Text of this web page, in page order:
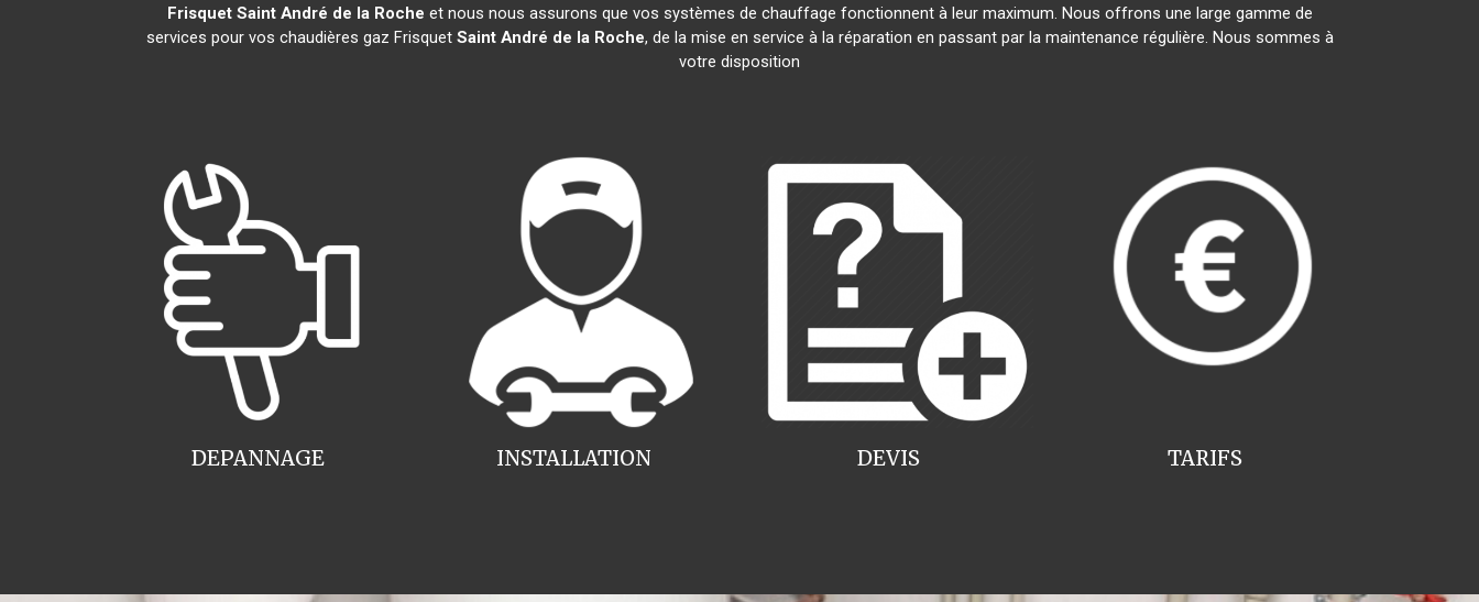
Frisquet Saint André de la Roche et nous nous assurons que vos systèmes de chauffage fonctionnent à leur maximum. Nous offrons une large gamme de
services pour vos chaudières gaz Frisquet Saint André de la Roche, de la mise en service à la réparation en passant par la maintenance régulière. Nous sommes à
votre disposition
INSTALLATION
DEPANNAGE TARIFS
DEVIS